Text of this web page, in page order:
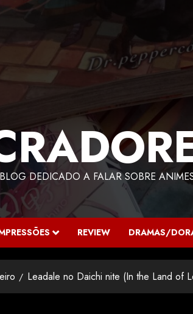
BLOG DEDICADO A FALAR SOBRE
REVIEW DRAMAS/
Leadale no Daichi nite (In the Land of